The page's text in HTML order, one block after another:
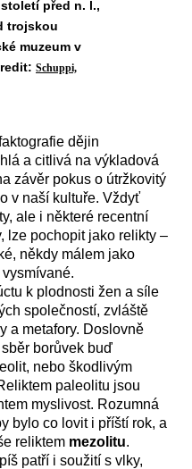
před n. l.,
trojskou
muzeum v
Schuppi,
dějin
a citlivá na výkladová
závěr pokus o útržkovitý
v naší kultuře. Vždyť
ale i některé recentní
lze pochopit jako relikty –
někdy málem jako
k plodnosti žen a síle
společností, zvláště
a metafory. Doslovně
borůvek buď
nebo škodlivým
paleolitu jsou
myslivost. Rozumná
bylo co lovit i příští rok, a
reliktem mezolitu.
patří i soužití s vlky,